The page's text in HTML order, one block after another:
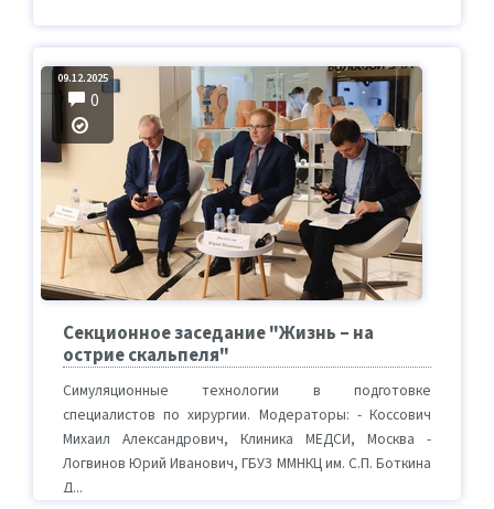
09.12.2025
0
Секционное заседание "Жизнь – на
острие скальпеля"
Симуляционные технологии в подготовке
специалистов по хирургии. Модераторы: - Коссович
Михаил Александрович, Клиника МЕДСИ, Москва -
Логвинов Юрий Иванович, ГБУЗ ММНКЦ им. С.П. Боткина
Д...